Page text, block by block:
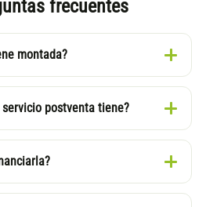
frecuentes
montada?
postventa tiene?